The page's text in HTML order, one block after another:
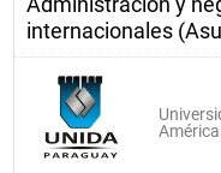
internacionales